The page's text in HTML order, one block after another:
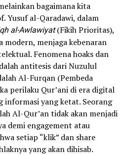
bagaimana kita
Yusuf al-Qaradawi, dalam
al-Awlawiyat(Fikih Prioritas),
modern, menjaga kebenaran
Fenomena hoaks dan
antitesis dari Nuzulul
Al-Furqan (Pembeda
perilaku Qur’ani di era digital
informasi yang ketat. Seorang
Al-Qur’an tidak akan menjadi
demi engagement atau
setiap “klik” dan share
yang akan dihisab.